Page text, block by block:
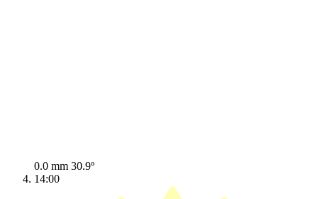
0.0 mm 30.9º
14:00